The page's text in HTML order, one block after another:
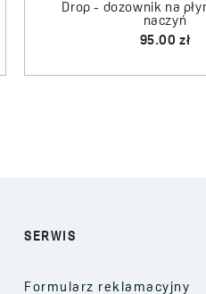
na płyn do mycia
SERWIS
Formularz reklamacyjny